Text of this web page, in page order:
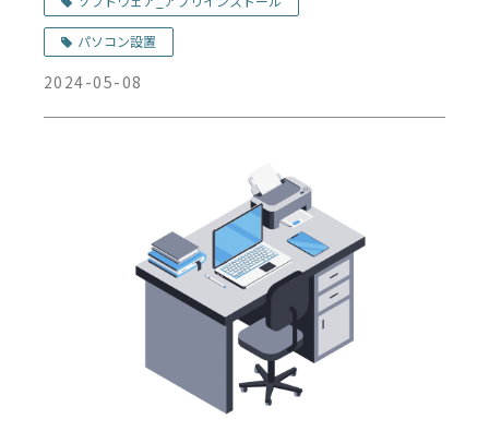
パソコン設置
2024-05-08